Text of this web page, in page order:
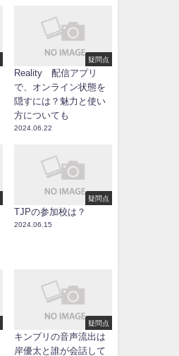
疑問点
Reality 配信アプリ
で、オンライン状態を
隠すには？魅力と使い
方についても
2024.06.22
疑問点
TJPの参加校は？
2024.06.15
疑問点
キンプリの音声流出は
岸優太と誰が会話して